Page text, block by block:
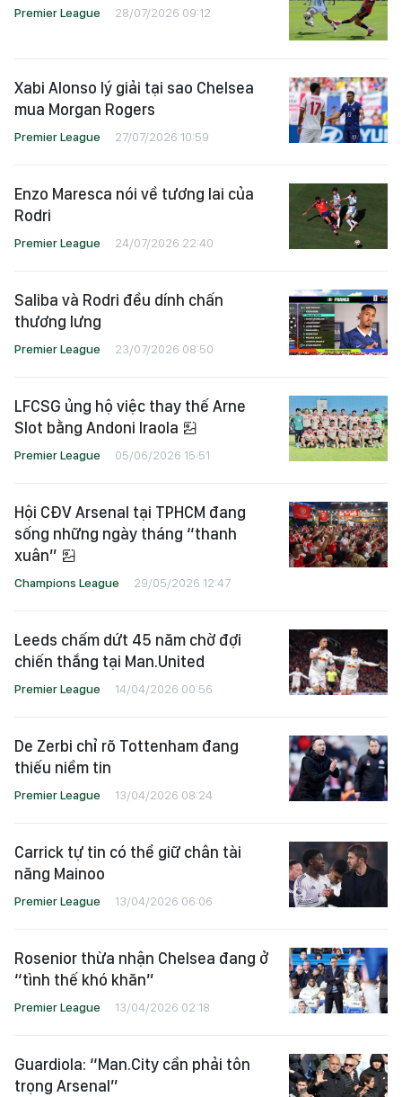
Premier League 28/07/2026 09:12
Xabi Alonso lý giải tại sao Chelsea
mua Morgan Rogers
Premier League 27/07/2026 10:59
Enzo Maresca nói về tương lai của
Rodri
Premier League 24/07/2026 22:40
Saliba và Rodri đều dính chấn
thương lưng
Premier League 23/07/2026 08:50
LFCSG ủng hộ việc thay thế Arne
Slot bằng Andoni Iraola
Premier League 05/06/2026 15:51
Hội CĐV Arsenal tại TPHCM đang
sống những ngày tháng “thanh
xuân”
Champions League 29/05/2026 12:47
Leeds chấm dứt 45 năm chờ đợi
chiến thắng tại Man.United
Premier League 14/04/2026 00:56
De Zerbi chỉ rõ Tottenham đang
thiếu niềm tin
Premier League 13/04/2026 08:24
Carrick tự tin có thể giữ chân tài
năng Mainoo
Premier League 13/04/2026 06:06
Rosenior thừa nhận Chelsea đang ở
“tình thế khó khăn”
Premier League 13/04/2026 02:18
Guardiola: “Man.City cần phải tôn
trọng Arsenal”